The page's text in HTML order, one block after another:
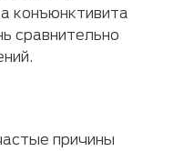
конъюнктивита
сравнительно
причины